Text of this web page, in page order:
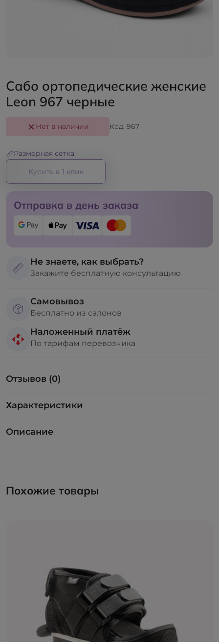
Сабо ортопедические женские
Leon 967 черные
Нет в наличии Код: 967
Размерная сетка
Купить в 1 клик
Отправка в день заказа
Не знаете, как выбрать?
Закажите бесплатную консультацию
Самовывоз
Бесплатно из салонов
Наложенный платёж
По тарифам перевозчика
Отзывов (0)
Характеристики
Описание
Похожие товары